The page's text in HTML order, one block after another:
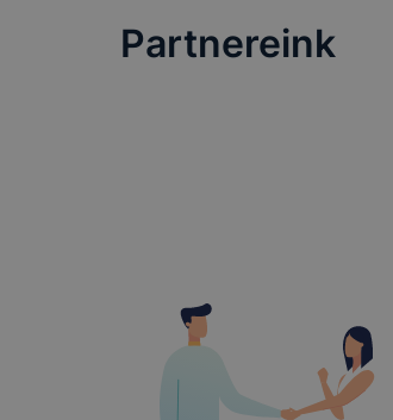
Partnereink